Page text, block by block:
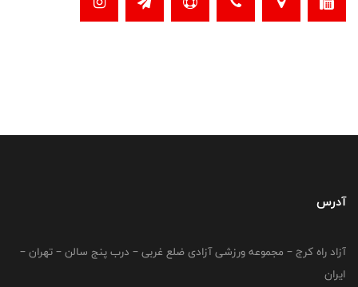
آدرس
آزاد راه کرج – مجموعه ورزشی آزادی ضلع غربی – درب پنج سالن – تهران –
ایران